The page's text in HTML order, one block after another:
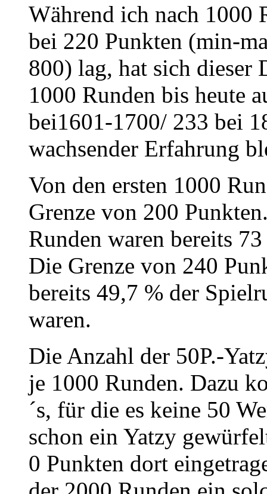
Während ich nach 1000
bei 220 Punkten (min-
800) lag, hat sich dieser
1000 Runden bis heute
bei1601-1700/ 233 bei
wachsender Erfahrung
Von den ersten 1000
Grenze von 200
Runden waren bereits
Die Grenze von 240
bereits 49,7 % der
waren.
Die Anzahl der 50P.-
je 1000 Runden. Dazu
´s, für die es keine 50
schon ein Yatzy
0 Punkten dort